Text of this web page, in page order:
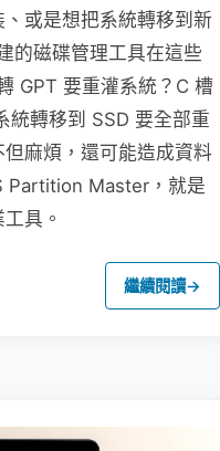
或是想把系統轉移到新
的磁碟管理工具在這些
GPT 要重灌系統？C 槽
統轉移到 SSD 要全部重
麻煩，還可能造成資料
Partition Master，就是
具。
繼續閱讀→